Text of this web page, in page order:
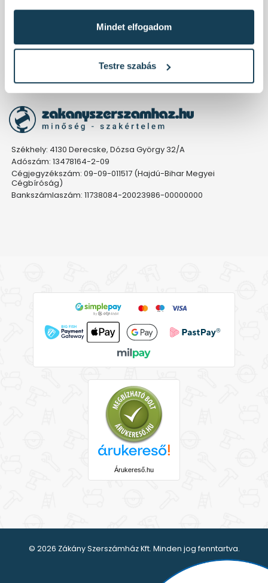
Mindet elfogadom
Testre szabás
igénylő termékekre nem vonatkozik
PastPay halasztott fizetés - cégeknek
MilPay részletfizetés - magánszemélyeknek
Székhely: 4130 Derecske, Dózsa György 32/A
Adószám: 13478164-2-09
Cégjegyzékszám: 09-09-011517 (Hajdú-Bihar Megyei
Cégbíróság)
Bankszámlaszám: 11738084-20023986-00000000
Árukereső.hu
© 2026 Zákány Szerszámház Kft. Minden jog fenntartva.